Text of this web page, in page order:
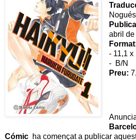
Nogués
abril
- 11,1
- B/N
Preu:
Cómic ha començat a publicar